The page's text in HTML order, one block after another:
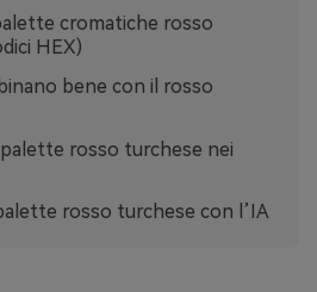
cromatiche rosso
HEX)
bene con il rosso
rosso turchese nei
rosso turchese con l’IA